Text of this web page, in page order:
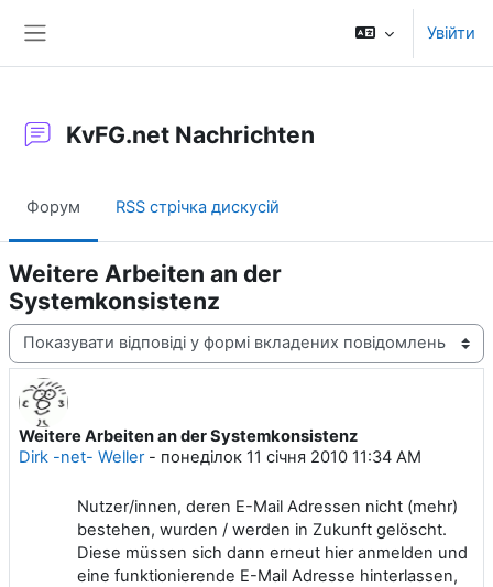
Увійти
KvFG.net Nachrichten
Форум RSS стрічка дискусій
Weitere Arbeiten an der
Systemkonsistenz
Тип показу
Weitere Arbeiten an der Systemkonsistenz
Dirk -net- Weller- понеділок 11 січня 2010 11:34 AM
Кількість відповідей: 0
Nutzer/innen, deren E-Mail Adressen nicht (mehr)
bestehen, wurden / werden in Zukunft gelöscht.
Diese müssen sich dann erneut hier anmelden und
eine funktionierende E-Mail Adresse hinterlassen,